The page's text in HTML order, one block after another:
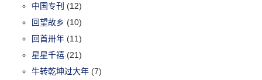
中国专刊 (12)
回望故乡 (10)
回首卅年 (11)
星星千禧 (21)
牛转乾坤过大年 (7)